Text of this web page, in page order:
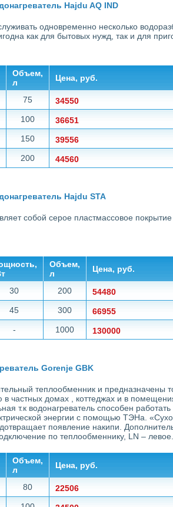
Hajdu AQ IND
одновременно несколько
как для бытовых нужд, так и для
Объем,
л
Цена, руб.
75
34550
100
36651
150
39556
200 44560
Hajdu STA
собой серое пластмассовое
Объем,
л
Цена, руб.
30 200
54480
45 300
66955
- 1000 130000
Gorenje GBK
теплообменник и предназначены
частных домах , коттеджах и в
т.к водонагреватель способен
энергии с помощью ТЭНа.
появление накипи.
по теплообменнику, LN – левое.
Объем,
л
Цена, руб.
80
22506